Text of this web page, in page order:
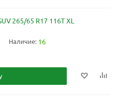
265/65 R17 116T XL
Наличие: 16